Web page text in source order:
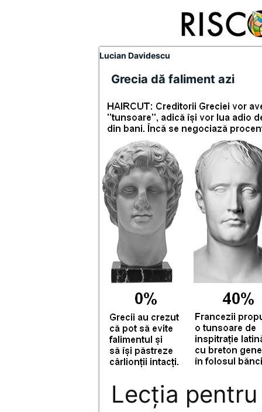
Lucian Davidescu
Grecia dă faliment azi
Lecţia